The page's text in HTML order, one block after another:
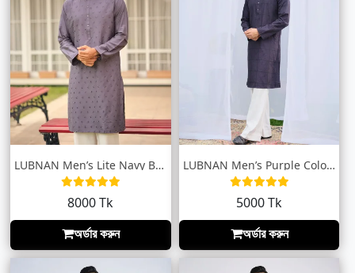
LUBNAN Men’s Lite Navy Blue Color Regula...
8000 Tk
অর্ডার করুন
LUBNAN Men’s Purple Color Slim Fit Premi...
5000 Tk
অর্ডার করুন